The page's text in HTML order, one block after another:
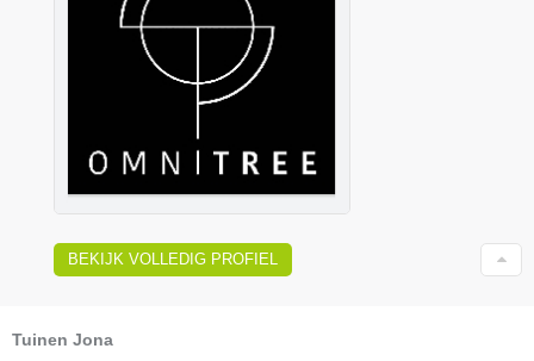
BEKIJK VOLLEDIG PROFIEL
Tuinen Jona